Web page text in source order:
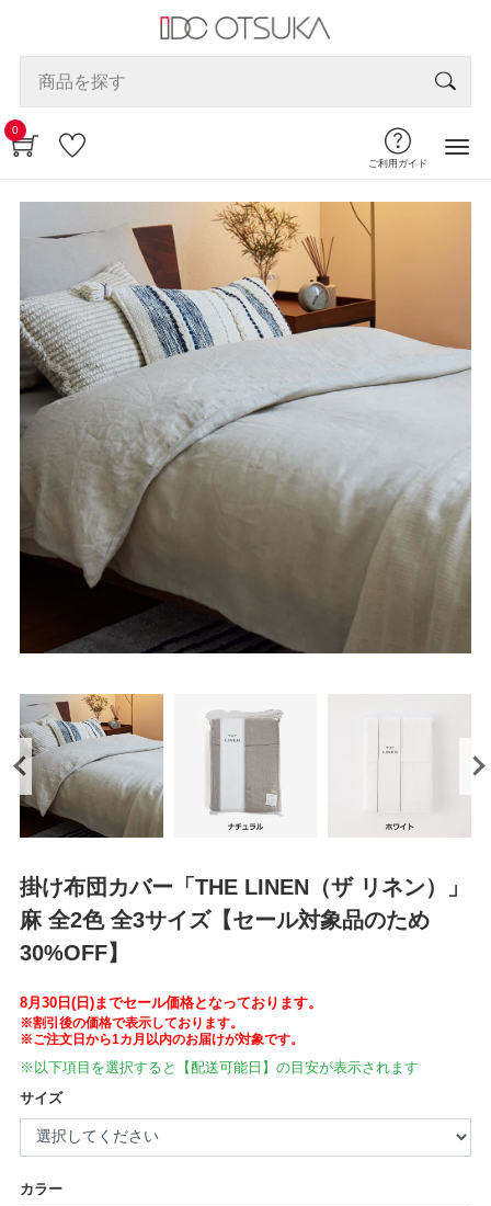
0
ご利用ガイド
掛け布団カバー「THE LINEN（ザ リネン）」
麻 全2色 全3サイズ【セール対象品のため
30%OFF】
8月30日(日)までセール価格となっております。
※割引後の価格で表示しております。
※ご注文日から1カ月以内のお届けが対象です。
※以下項目を選択すると【配送可能日】の目安が表示されます
サイズ
カラー